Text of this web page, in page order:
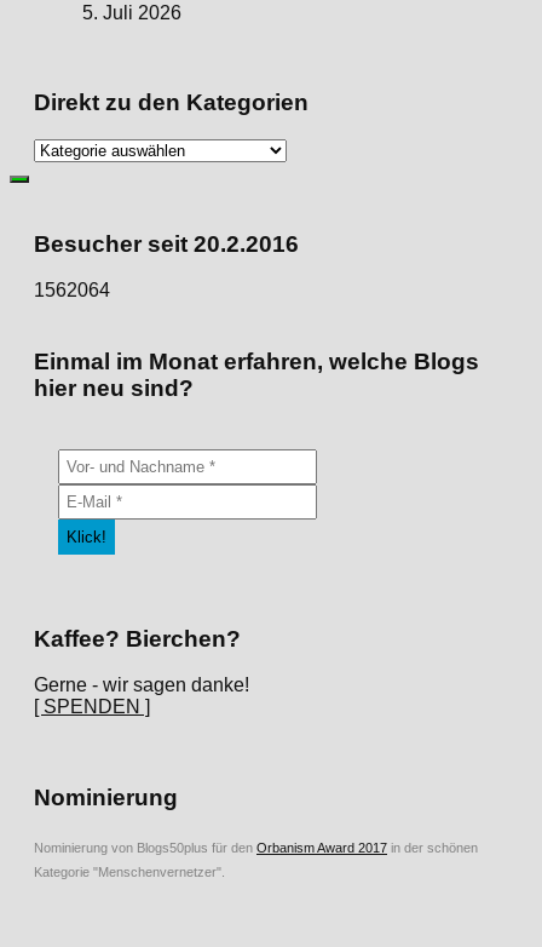
5. Juli 2026
Direkt zu den Kategorien
Direkt
Besucher seit 20.2.2016
1562064
Einmal im Monat erfahren, welche Blogs
hier neu sind?
Kaffee? Bierchen?
Gerne - wir sagen danke!
[ SPENDEN ]
Nominierung
Nominierung von Blogs50plus für den Orbanism Award 2017 in der schönen
Kategorie "Menschenvernetzer".